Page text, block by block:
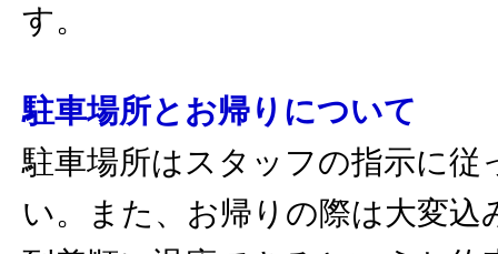
す。
駐車場所とお帰りについて
駐車場所はスタッフの指示に従
い。また、お帰りの際は大変込